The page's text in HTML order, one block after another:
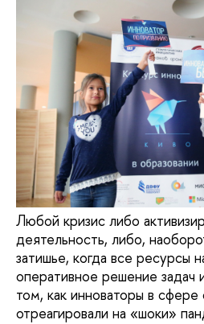
Любой кризис либо
деятельность, либо,
затишье, когда все ресурсы
оперативное решение задач
том, как инноваторы в сфере
отреагировали на «шоки»